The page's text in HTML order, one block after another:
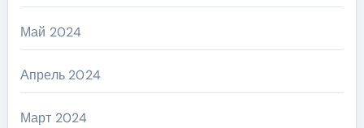
Май 2024
Апрель 2024
Март 2024